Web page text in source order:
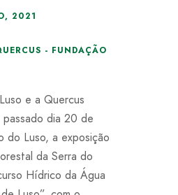
2021
- FUNDAÇÃO
e a Quercus
passado dia 20 de
do Luso, a exposição
da Serra do
Hídrico da Água